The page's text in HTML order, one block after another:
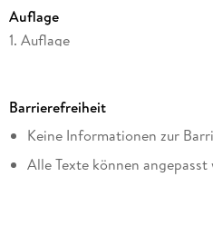
Auflage
1. Auflage
Dateigröße
2,14 MB
Reihe
Barrierefreiheit
Keine Informationen zur
Alle Texte können angepasst